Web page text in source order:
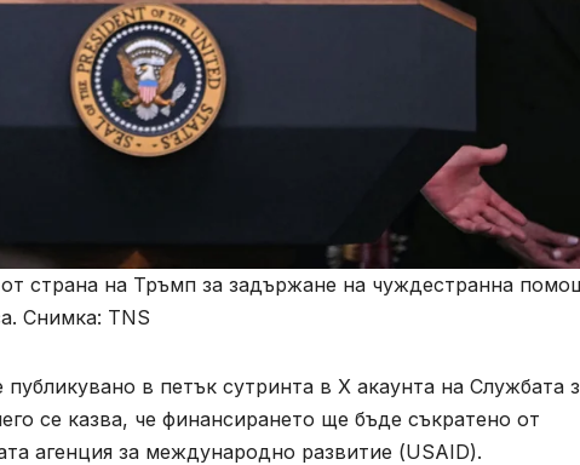
страна на Тръмп за задържане на чуждестранна
Снимка: TNS
в петък сутринта в X акаунта на Службата
се казва, че финансирането ще бъде съкратено от
агенция за международно развитие (USAID).